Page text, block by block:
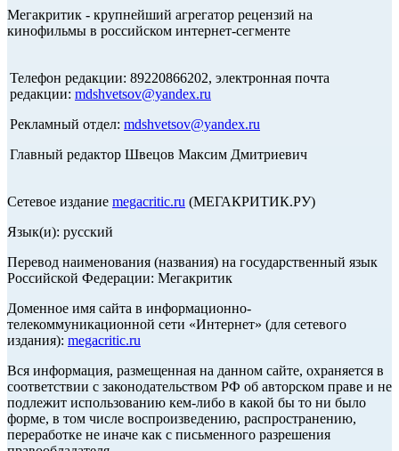
Мегакритик - крупнейший агрегатор рецензий на
кинофильмы в российском интернет-сегменте
Телефон редакции: 89220866202, электронная почта
редакции: mdshvetsov@yandex.ru
Рекламный отдел: mdshvetsov@yandex.ru
Главный редактор Швецов Максим Дмитриевич
Сетевое издание megacritic.ru (МЕГАКРИТИК.РУ)
Язык(и): русский
Перевод наименования (названия) на государственный язык
Российской Федерации: Мегакритик
Доменное имя сайта в информационно-
телекоммуникационной сети «Интернет» (для сетевого
издания): megacritic.ru
Вся информация, размещенная на данном сайте, охраняется в
соответствии с законодательством РФ об авторском праве и не
подлежит использованию кем-либо в какой бы то ни было
форме, в том числе воспроизведению, распространению,
переработке не иначе как с письменного разрешения